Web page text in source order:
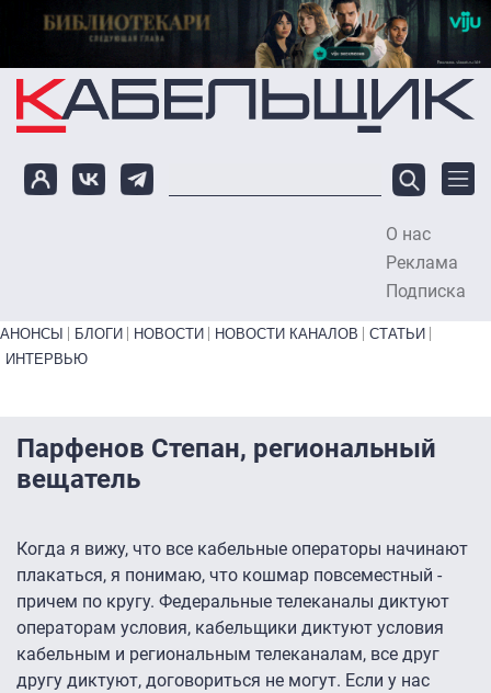
Перейти к основному содержанию
О нас
Реклама
Подписка
Primary links bottom
АНОНСЫ БЛОГИ НОВОСТИ НОВОСТИ КАНАЛОВ
СТАТЬИ
ИНТЕРВЬЮ
Парфенов Степан, региональный
вещатель
Когда я вижу, что все кабельные операторы начинают
плакаться, я понимаю, что кошмар повсеместный -
причем по кругу. Федеральные телеканалы диктуют
операторам условия, кабельщики диктуют условия
кабельным и региональным телеканалам, все друг
другу диктуют, договориться не могут. Если у нас